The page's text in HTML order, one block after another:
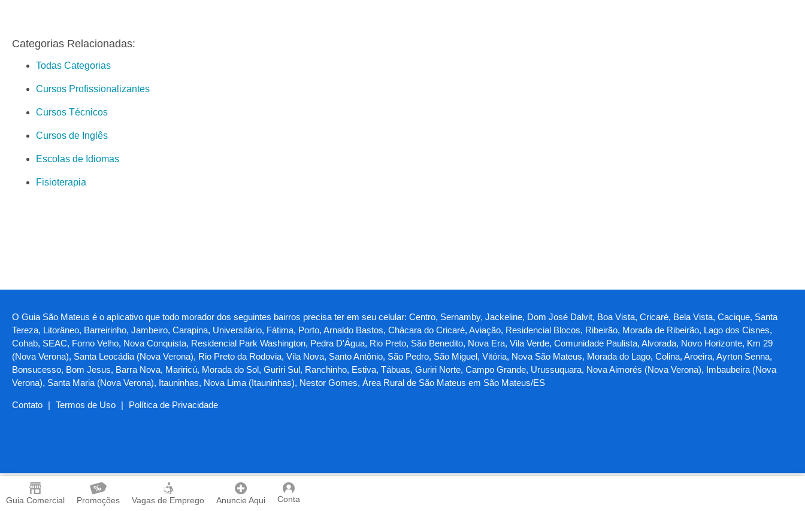
Guia Comercial Promoções Vagas de Emprego Anuncie Aqui Conta
Categorias Relacionadas:
Todas Categorias
Cursos Profissionalizantes
Cursos Técnicos
Cursos de Inglês
Escolas de Idiomas
Fisioterapia
O Guia São Mateus é o aplicativo que todo morador dos seguintes bairros precisa ter em seu celular: Centro, Sernamby, Jackeline, Dom José Dalvit, Boa Vista, Cricaré, Bela Vista, Cacique, Santa
Tereza, Litorâneo, Barreirinho, Jambeiro, Carapina, Universitário, Fátima, Porto, Arnaldo Bastos, Chácara do Cricaré, Aviação, Residencial Blocos, Ribeirão, Morada de Ribeirão, Lago dos Cisnes,
Cohab, SEAC, Forno Velho, Nova Conquista, Residencial Park Washington, Pedra D'Água, Rio Preto, São Benedito, Nova Era, Vila Verde, Comunidade Paulista, Alvorada, Novo Horizonte, Km 29
(Nova Verona), Santa Leocádia (Nova Verona), Rio Preto da Rodovia, Vila Nova, Santo Antônio, São Pedro, São Miguel, Vitória, Nova São Mateus, Morada do Lago, Colina, Aroeira, Ayrton Senna,
Bonsucesso, Bom Jesus, Barra Nova, Mariricú, Morada do Sol, Guriri Sul, Ranchinho, Estiva, Tábuas, Guriri Norte, Campo Grande, Urussuquara, Nova Aimorés (Nova Verona), Imbaubeira (Nova
Verona), Santa Maria (Nova Verona), Itauninhas, Nova Lima (Itauninhas), Nestor Gomes, Área Rural de São Mateus em São Mateus/ES
Contato | Termos de Uso | Política de Privacidade